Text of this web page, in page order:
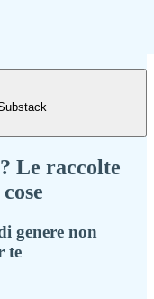
Le raccolte
genere non
te